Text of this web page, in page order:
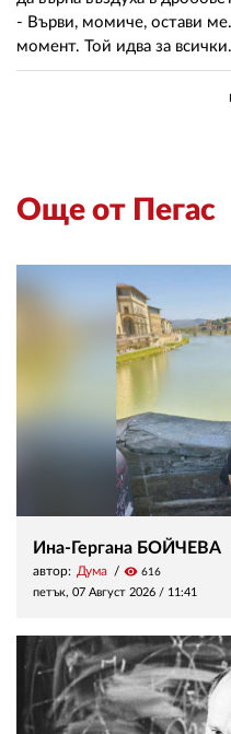
- Върви, момиче, остави
момент. Той идва за всички.
Още от Пегас
Ина-Гергана БОЙЧЕВА
автор: Дума visibility 616
петък, 07 Август 2026 / 11:41